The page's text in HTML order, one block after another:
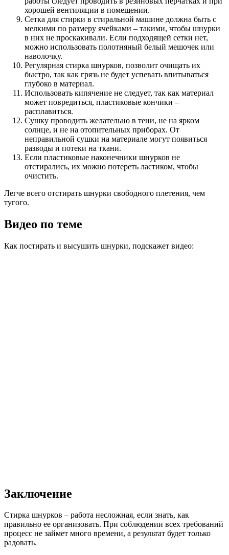
хорошей вентиляции в помещении.
Сетка для стирки в стиральной машине должна быть с
мелкими по размеру ячейками – такими, чтобы шнурки
в них не проскакивали. Если подходящей сетки нет,
можно использовать полотняный белый мешочек или
наволочку.
Регулярная стирка шнурков, позволит очищать их
быстро, так как грязь не будет успевать впитываться
глубоко в материал.
Использовать кипячение не следует, так как материал
может повредиться, пластиковые кончики –
расплавиться.
Сушку проводить желательно в тени, не на ярком
солнце, и не на отопительных приборах. От
неправильной сушки на материале могут появиться
разводы и потеки на ткани.
Если пластиковые наконечники шнурков не
отстирались, их можно потереть ластиком, чтобы
очистить.
Легче всего отстирать шнурки свободного плетения, чем
тугого.
Видео по теме
Как постирать и высушить шнурки, подскажет видео:
Заключение
Стирка шнурков – работа несложная, если знать, как
правильно ее организовать. При соблюдении всех требований
процесс не займет много времени, а результат будет только
радовать.